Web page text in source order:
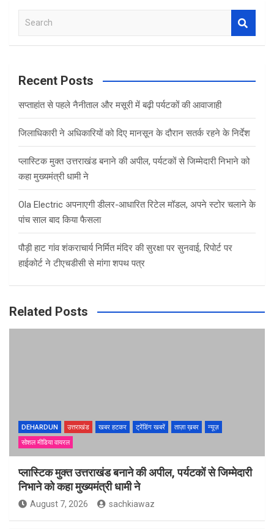
a
c
Recent Posts
सप्ताहांत से पहले नैनीताल और मसूरी में बढ़ी पर्यटकों की आवाजाही
जिलाधिकारी ने अधिकारियों को दिए मानसून के दौरान सतर्क रहने के निर्देश
प्लास्टिक मुक्त उत्तराखंड बनाने की अपील, पर्यटकों से जिम्मेदारी निभाने को
कहा मुख्यमंत्री धामी ने
Ola Electric अपनाएगी डीलर-आधारित रिटेल मॉडल, अपने स्टोर चलाने के
पांच साल बाद किया फैसला
पौड़ी हाट गांव शंकराचार्य निर्मित मंदिर की सुरक्षा पर सुनवाई, रिपोर्ट पर
हाईकोर्ट ने टीएचडीसी से मांगा शपथ पत्र
Related Posts
DEHARDUN उत्तराखंड खबर हटकर ट्रेंडिंग खबरें ताज़ा ख़बर
न्यूज़
सोशल मीडिया वायरल
प्लास्टिक मुक्त उत्तराखंड बनाने की अपील, पर्यटकों से जिम्मेदारी
निभाने को कहा मुख्यमंत्री धामी ने
August 7, 2026 sachkiawaz